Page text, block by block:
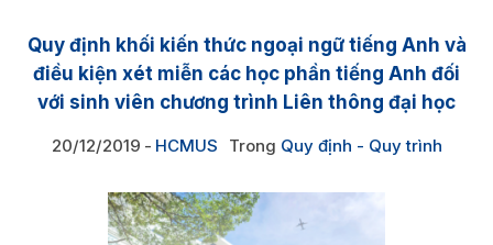
Quy định khối kiến thức ngoại ngữ tiếng Anh và
điều kiện xét miễn các học phần tiếng Anh đối
với sinh viên chương trình Liên thông đại học
20/12/2019 HCMUS Trong Quy định - Quy trình